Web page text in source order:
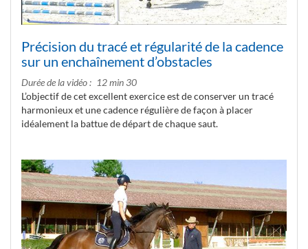
Précision du tracé et régularité de la cadence
sur un enchaînement d’obstacles
Durée de la vidéo
12 min 30
L’objectif de cet excellent exercice est de conserver un tracé
harmonieux et une cadence régulière de façon à placer
idéalement la battue de départ de chaque saut.